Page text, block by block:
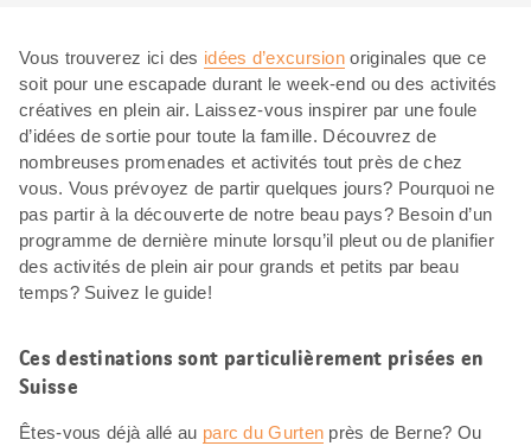
Vous trouverez ici des idées d’excursion originales que ce
soit pour une escapade durant le week-end ou des activités
créatives en plein air. Laissez-vous inspirer par une foule
d’idées de sortie pour toute la famille. Découvrez de
nombreuses promenades et activités tout près de chez
vous. Vous prévoyez de partir quelques jours? Pourquoi ne
pas partir à la découverte de notre beau pays? Besoin d’un
programme de dernière minute lorsqu’il pleut ou de planifier
des activités de plein air pour grands et petits par beau
temps? Suivez le guide!
Ces destinations sont particulièrement prisées en
Suisse
Êtes-vous déjà allé au parc du Gurten près de Berne? Ou